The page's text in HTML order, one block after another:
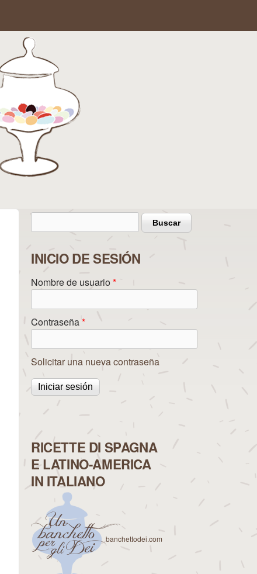
Formulario de búsqueda
INICIO DE SESIÓN
Nombre de usuario *
Contraseña*
Solicitar una nueva contraseña
RICETTE DI SPAGNA
E LATINO-AMERICA
IN ITALIANO
banchettodei.com